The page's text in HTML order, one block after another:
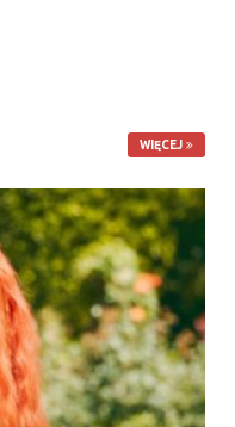
WIĘCEJ